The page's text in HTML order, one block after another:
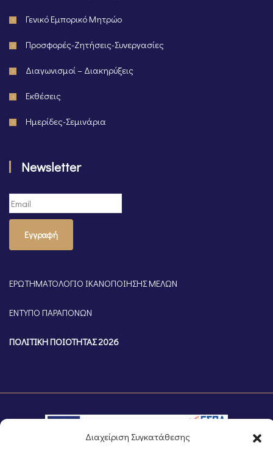
Διαχείριση Συγκατάθεσης
Γενικό Εμπορικό Μητρώο
Προσφορές-Ζητήσεις-Συνεργασίες
Διαγωνισμοί – Διακηρύξεις
Εκθέσεις
Ημερίδες-Σεμινάρια
Newsletter
Εγγραφή
ΕΡΩΤΗΜΑΤΟΛΟΓΙΟ ΙΚΑΝΟΠΟΙΗΣΗΣ ΜΕΛΩΝ
ΕΝΤΥΠΟ ΠΑΡΑΠΟΝΩΝ
ΠΟΛΙΤΙΚΗ ΠΟΙΟΤΗΤΑΣ 2026